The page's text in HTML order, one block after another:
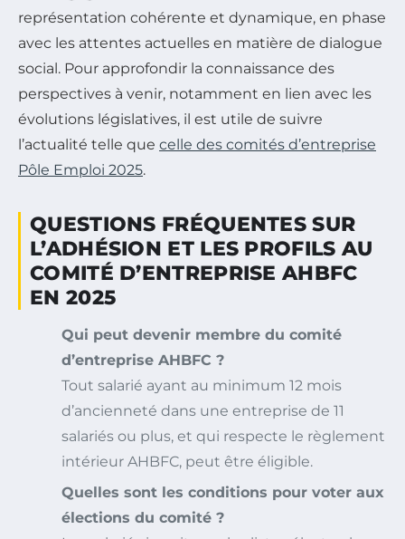
représentation cohérente et dynamique, en phase
avec les attentes actuelles en matière de dialogue
social. Pour approfondir la connaissance des
perspectives à venir, notamment en lien avec les
évolutions législatives, il est utile de suivre
l’actualité telle que celle des comités d’entreprise
Pôle Emploi 2025.
QUESTIONS FRÉQUENTES SUR
L’ADHÉSION ET LES PROFILS AU
COMITÉ D’ENTREPRISE AHBFC
EN 2025
Qui peut devenir membre du comité
d’entreprise AHBFC ?
Tout salarié ayant au minimum 12 mois
d’ancienneté dans une entreprise de 11
salariés ou plus, et qui respecte le règlement
intérieur AHBFC, peut être éligible.
Quelles sont les conditions pour voter aux
élections du comité ?